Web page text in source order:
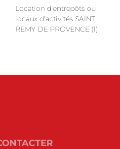
Location d'entrepôts ou
locaux d'activités SAINT
REMY DE PROVENCE (1)